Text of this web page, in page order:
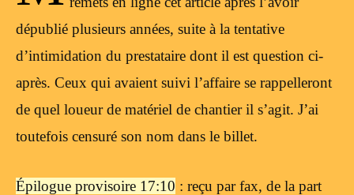
dépublié plusieurs années, suite à la tentative
d’intimidation du prestataire dont il est question ci-
après. Ceux qui avaient suivi l’affaire se rappelleront
de quel loueur de matériel de chantier il s’agit. J’ai
toutefois censuré son nom dans le billet.
Épilogue provisoire 17:10 : reçu par fax, de la part